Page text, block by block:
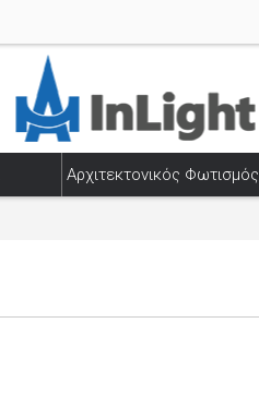
Αρχιτεκτονικός Φωτισμός